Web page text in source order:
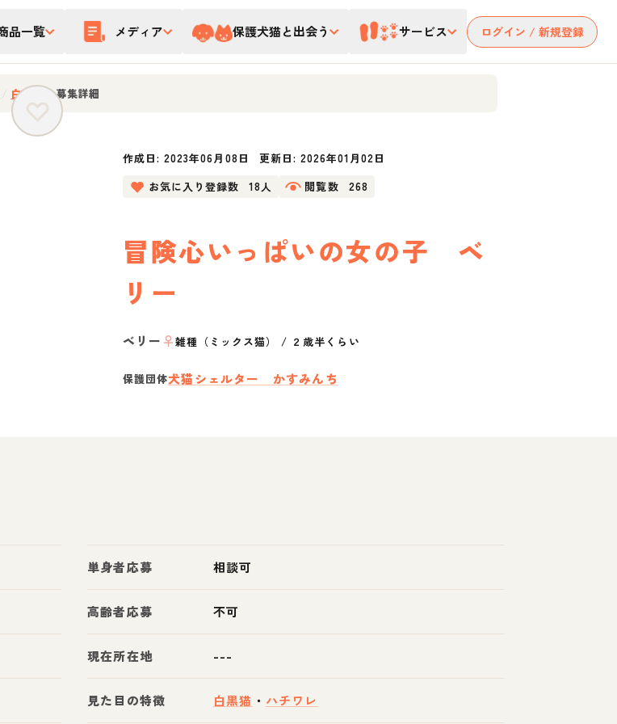
品一覧 メディア 保護犬猫と出会う サービス ログイン / 新規登録
白黒猫 / 募集詳細
作成日:2023年06月08日 更新日: 2026年01月02日
お気に入り登録数
18人 閲覧数 268
冒険心いっぱいの女の子 ベ
リー
ベリー ♀雑種（ミックス猫） / ２歳半くらい
保護団体犬猫シェルター かすみんち
単身者応募 相談可
高齢者応募 不可
現在所在地 ---
見た目の特徴 白黒猫 ・ ハチワレ